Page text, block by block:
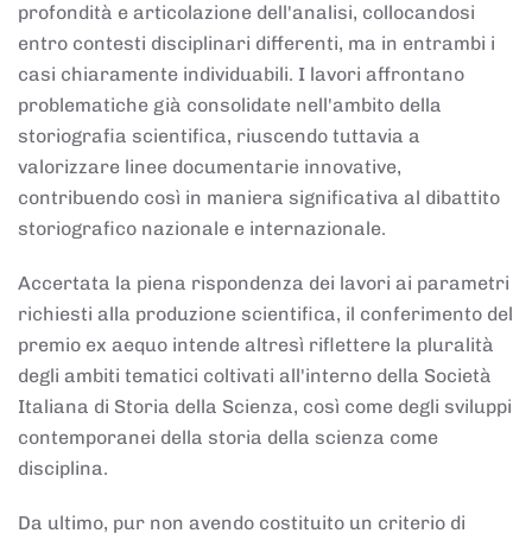
profondità e articolazione dell'analisi, collocandosi
entro contesti disciplinari differenti, ma in entrambi i
casi chiaramente individuabili. I lavori affrontano
problematiche già consolidate nell'ambito della
storiografia scientifica, riuscendo tuttavia a
valorizzare linee documentarie innovative,
contribuendo così in maniera significativa al dibattito
storiografico nazionale e internazionale.
Accertata la piena rispondenza dei lavori ai parametri
richiesti alla produzione scientifica, il conferimento del
premio ex aequo intende altresì riflettere la pluralità
degli ambiti tematici coltivati all'interno della Società
Italiana di Storia della Scienza, così come degli sviluppi
contemporanei della storia della scienza come
disciplina.
Da ultimo, pur non avendo costituito un criterio di